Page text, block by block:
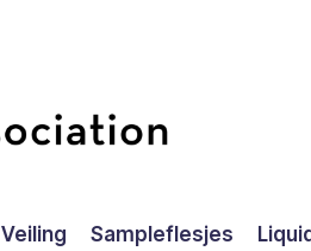
Veiling Sampleflesjes